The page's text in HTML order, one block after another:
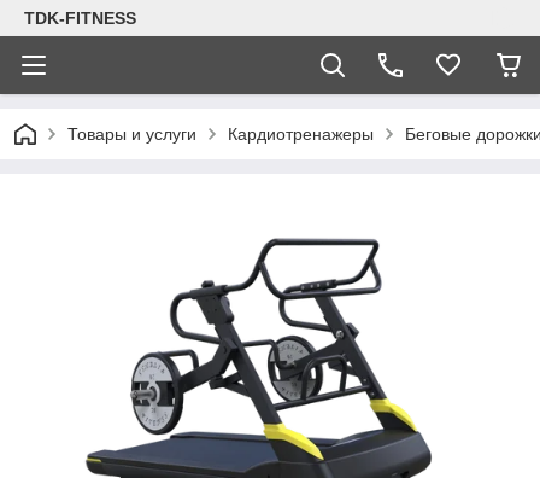
TDK-FITNESS
Товары и услуги Кардиотренажеры Беговые